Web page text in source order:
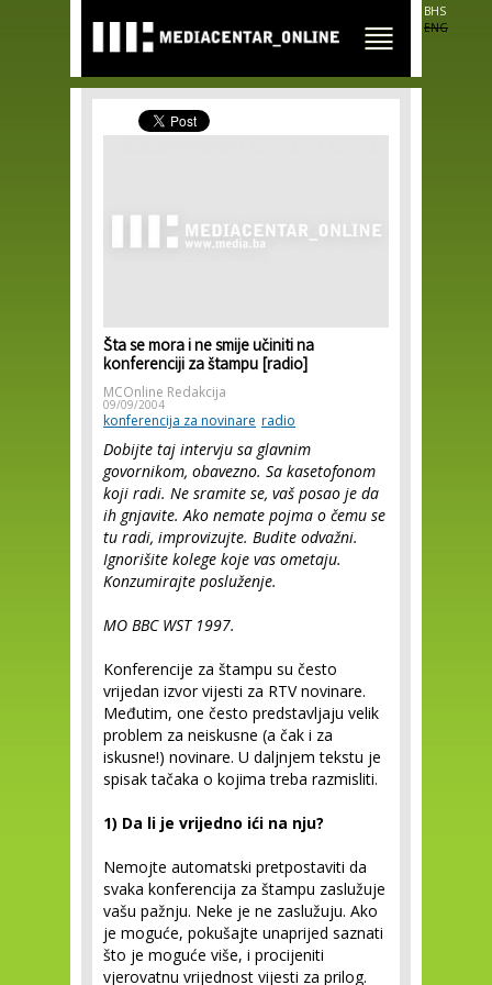
main
content
BHS
ENG
Šta se mora i ne smije učiniti na
konferenciji za štampu [radio]
MCOnline Redakcija
09/09/2004
konferencija za novinare radio
Dobijte taj intervju sa glavnim
govornikom, obavezno. Sa kasetofonom
koji radi. Ne sramite se, vaš posao je da
ih gnjavite. Ako nemate pojma o čemu se
tu radi, improvizujte. Budite odvažni.
Ignorišite kolege koje vas ometaju.
Konzumirajte posluženje.
MO BBC WST 1997.
Konferencije za štampu su često
vrijedan izvor vijesti za RTV novinare.
Međutim, one često predstavljaju velik
problem za neiskusne (a čak i za
iskusne!) novinare. U daljnjem tekstu je
spisak tačaka o kojima treba razmisliti.
1) Da li je vrijedno ići na nju?
Nemojte automatski pretpostaviti da
svaka konferencija za štampu zaslužuje
vašu pažnju. Neke je ne zaslužuju. Ako
je moguće, pokušajte unaprijed saznati
što je moguće više, i procijeniti
vjerovatnu vrijednost vijesti za prilog.